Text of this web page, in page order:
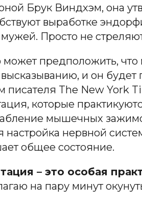
Брук Виндхэм, она
выработке
мужей. Просто не
может предположить,
и он будет
писателя The New York
которые
мышечных
настройка нервной
общее состояние.
– это особая
на пару минут